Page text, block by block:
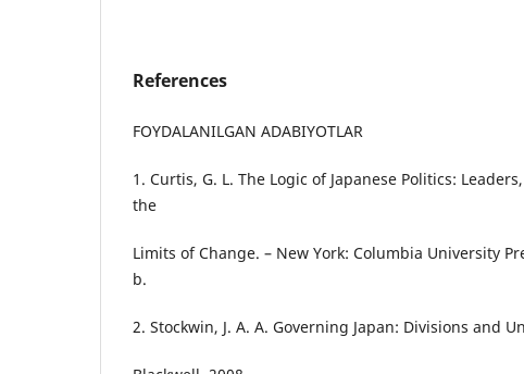
References
FOYDALANILGAN ADABIYOTLAR
1. Curtis, G. L. The Logic of Japanese Politics:
the
Limits of Change. – New York: Columbia University
b.
2. Stockwin, J. A. A. Governing Japan: Divisions and